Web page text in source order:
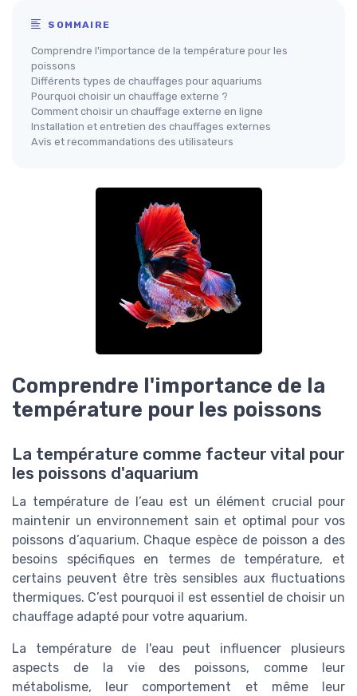
SOMMAIRE
Comprendre l'importance de la température pour les
poissons
Différents types de chauffages pour aquariums
Pourquoi choisir un chauffage externe ?
Comment choisir un chauffage externe en ligne
Installation et entretien des chauffages externes
Avis et recommandations des utilisateurs
Comprendre l'importance de la
température pour les poissons
La température comme facteur vital pour
les poissons d'aquarium
La température de l’eau est un élément crucial pour
maintenir un environnement sain et optimal pour vos
poissons d’aquarium. Chaque espèce de poisson a des
besoins spécifiques en termes de température, et
certains peuvent être très sensibles aux fluctuations
thermiques. C’est pourquoi il est essentiel de choisir un
chauffage adapté pour votre aquarium.
La température de l'eau peut influencer plusieurs
aspects de la vie des poissons, comme leur
métabolisme, leur comportement et même leur